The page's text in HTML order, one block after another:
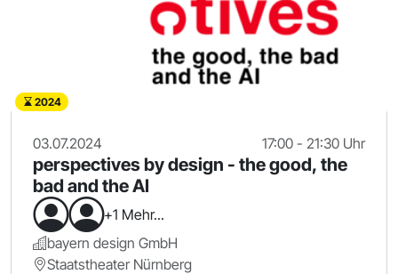
2024
03.07.2024 17:00 - 21:30 Uhr
perspectives by design - the good, the
bad and the AI
+1 Mehr...
bayern design GmbH
Staatstheater Nürnberg